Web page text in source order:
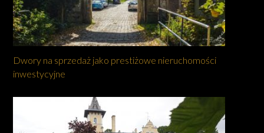
Dwory na sprzedaż jako prestiżowe nieruchomości
inwestycyjne